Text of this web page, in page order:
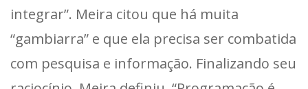
integrar”. Meira citou que há muita
“gambiarra” e que ela precisa ser combatida
com pesquisa e informação. Finalizando seu